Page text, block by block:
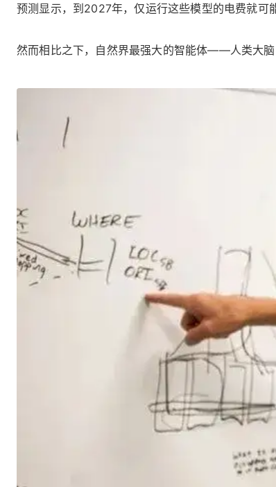
预测显示，到2027年，仅运行这些模型的电费就
然而相比之下，自然界最强大的智能体——人类大